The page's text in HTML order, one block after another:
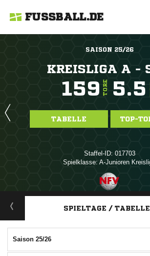
FUSSBALL.DE
SAISON 25/26
KREISLIGA A -
159 TORE 5.5
TABELLE TOP-
Staffel-ID: 017703
Spielklasse: A-Junioren
ANZEIGE
SPIELTAGE /
Saison 25/26